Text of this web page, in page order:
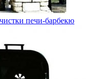
печи-барбекю